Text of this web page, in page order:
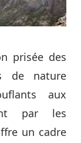
prisée des
de nature
aux
par les
un cadre